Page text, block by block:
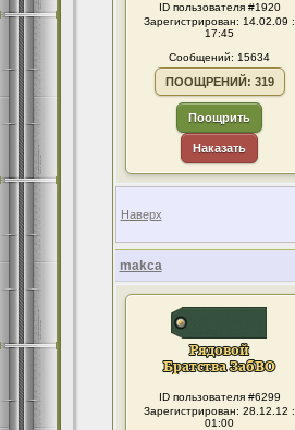
ID пользователя #1920
Зарегистрирован: 14.02.09 :
17:45
Сообщений: 15634
ПООЩРЕНИЙ: 319
Поощрить
Наказать
Наверх
makca
ID пользователя #6299
Зарегистрирован: 28.12.12 :
01:00